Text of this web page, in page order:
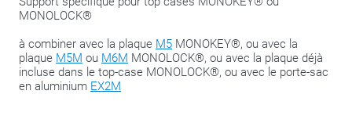
Nous partageons ce conseil :
phase de fermeture, dès que tout se trouve au bon endroit.
Vous conservez ainsi la possibilité de pouvoir ‘glisser’ un peu
plus pour adapter l’ensemble.
MONOLOCK®
à combiner avec la plaque M5 MONOKEY®, ou avec la
plaque M5M ou M6M MONOLOCK®, ou avec la plaque déjà
incluse dans le top-case MONOLOCK®, ou avec le porte-sac
en aluminium EX2M